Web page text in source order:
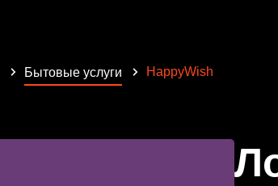
Бытовые услуги HappyWish